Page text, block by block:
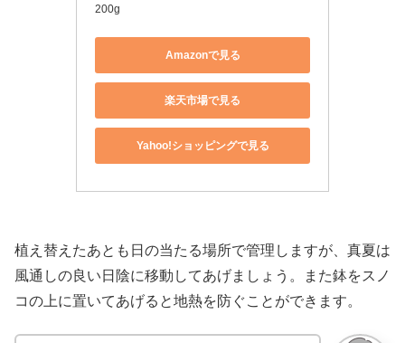
200g
Amazonで見る
楽天市場で見る
Yahoo!ショッピングで見る
植え替えたあとも日の当たる場所で管理しますが、真夏は
風通しの良い日陰に移動してあげましょう。また鉢をスノ
コの上に置いてあげると地熱を防ぐことができます。